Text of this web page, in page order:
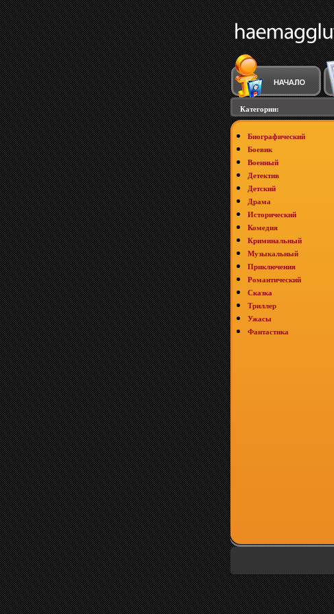
Категории:
Биографический
Боевик
Военный
Детектив
Детский
Драма
Исторический
Комедия
Криминальный
Музыкальный
Приключения
Романтический
Сказка
Триллер
Ужасы
Фантастика